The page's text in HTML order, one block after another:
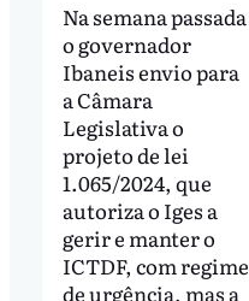
Na semana passada
o governador
Ibaneis envio para
a Câmara
Legislativa o
projeto de lei
1.065/2024, que
autoriza o Iges a
gerir e manter o
ICTDF, com regime
de urgência, mas a